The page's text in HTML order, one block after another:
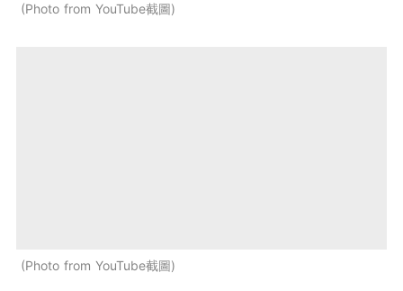
Photo from YouTube截圖
Photo from YouTube截圖